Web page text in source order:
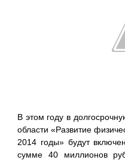
В этом году в
области «Развитие
2014 годы» будут
сумме 40 миллионов